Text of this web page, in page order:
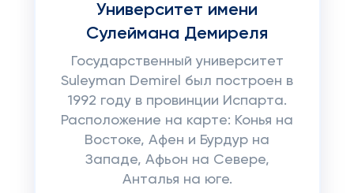
Университет имени
Сулеймана Демиреля
Государственный университет
Suleyman Demirel был построен в
1992 году в провинции Испарта.
Расположение на карте: Конья на
Востоке, Афен и Бурдур на
Западе, Афьон на Севере,
Анталья на юге.